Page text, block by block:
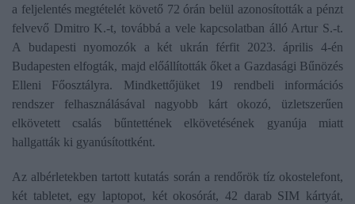
a feljelentés megtételét követő 72 órán belül azonosították a pénzt
felvevő Dmitro K.-t, továbbá a vele kapcsolatban álló Artur S.-t.
A budapesti nyomozók a két ukrán férfit 2023. április 4-én
Budapesten elfogták, majd előállították őket a Gazdasági Bűnözés
Elleni Főosztályra. Mindkettőjüket 19 rendbeli információs
rendszer felhasználásával nagyobb kárt okozó, üzletszerűen
elkövetett csalás bűntettének elkövetésének gyanúja miatt
hallgatták ki gyanúsítottként.
Az albérletekben tartott kutatás során a rendőrök tíz okostelefont,
két tabletet, egy laptopot, két okosórát, 42 darab SIM kártyát,